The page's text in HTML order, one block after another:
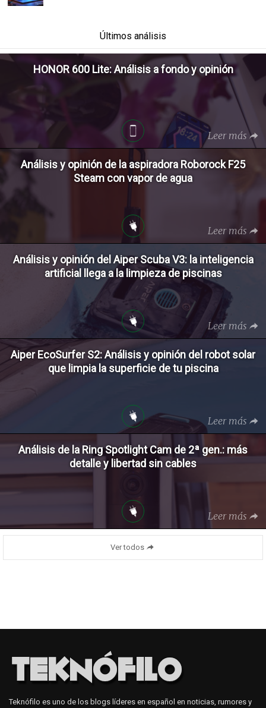
Últimos análisis
HONOR 600 Lite: Análisis a fondo y opinión
Leer más
Análisis y opinión de la aspiradora Roborock F25
Steam con vapor de agua
Leer más
Análisis y opinión del Aiper Scuba V3: la inteligencia
artificial llega a la limpieza de piscinas
Leer más
Aiper EcoSurfer S2: Análisis y opinión del robot solar
que limpia la superficie de tu piscina
Leer más
Análisis de la Ring Spotlight Cam de 2ª gen.: más
detalle y libertad sin cables
Leer más
Ver todos
Teknófilo es uno de los blogs líderes en español en noticias, rumores y